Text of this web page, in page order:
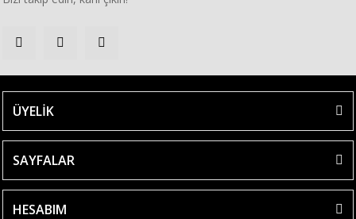
ÜYELİK
SAYFALAR
HESABIM